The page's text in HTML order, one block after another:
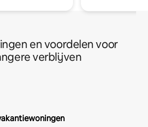
en voordelen voor
verblijven